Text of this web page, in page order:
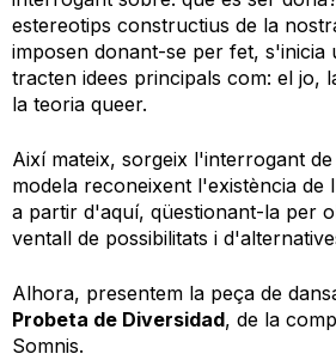
estereotips constructius de la
imposen donant-se per fet, s'inicia
tracten idees principals com: el jo,
la teoria queer.
Així mateix, sorgeix l'interrogant
modela reconeixent l'existència de
a partir d'aquí, qüestionant-la per
ventall de possibilitats i
Alhora, presentem la peça de
Probeta de Diversidad, de la
Somnis.